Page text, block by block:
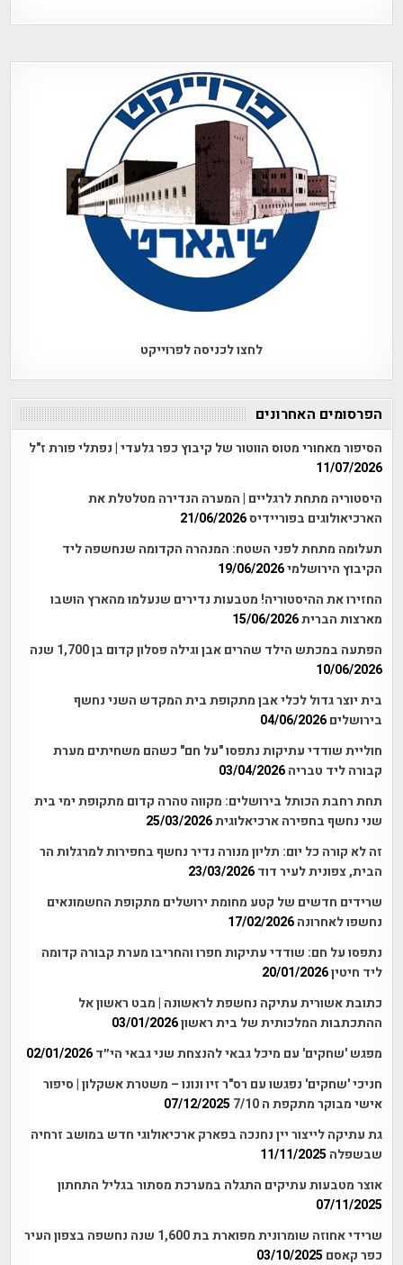
לחצו לכניסה לפרוייקט
הפרסומים האחרונים
הסיפור מאחורי מטוס הווטור של קיבוץ כפר גלעדי | נפתלי פורת ז"ל
11/07/2026
היסטוריה מתחת לרגליים | המערה הנדירה מטלטלת את
הארכיאולוגים בפוריידיס21/06/2026
תעלומה מתחת לפני השטח: המנהרה הקדומה שנחשפה ליד
הקיבוץ הירושלמי19/06/2026
החזירו את ההיסטוריה! מטבעות נדירים שנעלמו מהארץ הושבו
מארצות הברית15/06/2026
הפתעה במכתש הילד שהרים אבן וגילה פסלון קדום בן 1,700 שנה
10/06/2026
בית יוצר גדול לכלי אבן מתקופת בית המקדש השני נחשף
בירושלים 04/06/2026
חוליית שודדי עתיקות נתפסו "על חם" כשהם משחיתים מערת
קבורה ליד טבריה 03/04/2026
תחת רחבת הכותל בירושלים: מקווה טהרה קדום מתקופת ימי בית
שני נחשף בחפירה ארכיאלוגית25/03/2026
זה לא קורה כל יום: תליון מנורה נדיר נחשף בחפירות למרגלות הר
הבית, צפונית לעיר דוד 23/03/2026
שרידים חדשים של קטע מחומת ירושלים מתקופת החשמונאים
נחשפו לאחרונה 17/02/2026
נתפסו על חם: שודדי עתיקות חפרו והחריבו מערת קבורה קדומה
ליד חיטין20/01/2026
כתובת אשורית עתיקה נחשפת לראשונה | מבט ראשון אל
ההתכתבות המלכותית של בית ראשון03/01/2026
מפגש 'שחקים' עם מיכל גבאי להנצחת שני גבאי הי״ד 02/01/2026
חניכי 'שחקים' נפגשו עם רס"ר זיו ונונו – משטרת אשקלון | סיפור
אישי מבוקר מתקפת ה 7/10
07/12/2025
גת עתיקה לייצור יין נחנכה בפארק ארכיאולוגי חדש במושב זרחיה
שבשפלה 11/11/2025
אוצר מטבעות עתיקים התגלה במערכת מסתור בגליל התחתון
07/11/2025
שרידי אחוזה שומרונית מפוארת בת 1,600 שנה נחשפה בצפון העיר
כפר קאסם 03/10/2025